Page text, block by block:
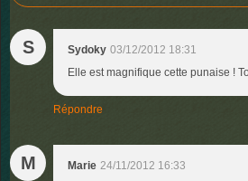
S Sydoky 03/12/2012 18:31
Elle est magnifique cette punaise !
Répondre
M Marie 24/11/2012 16:33